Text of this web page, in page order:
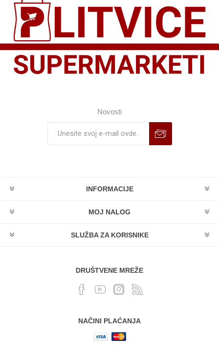
Novosti
INFORMACIJE
MOJ NALOG
SLUŽBA ZA KORISNIKE
DRUŠTVENE MREŽE
NAČINI PLAĆANJA